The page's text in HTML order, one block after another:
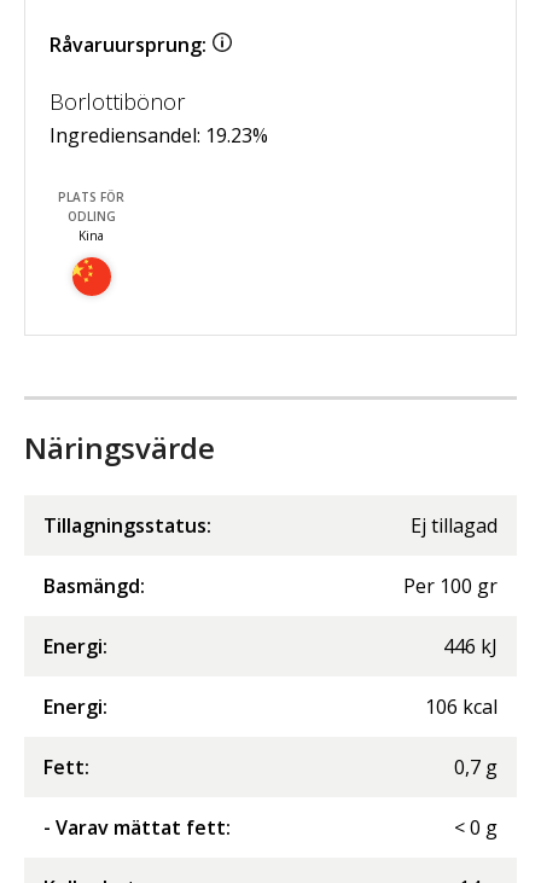
Råvaruursprung:
Borlottibönor
Ingrediensandel: 19.23%
PLATS FÖR
ODLING
Kina
Näringsvärde
Tillagningsstatus: Ej tillagad
Basmängd: Per 100 gr
Energi: 446 kJ
Energi: 106 kcal
Fett: 0,7 g
- Varav mättat fett: <0 g